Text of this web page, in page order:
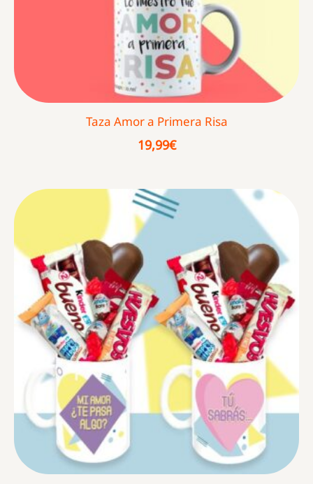
Taza Amor a Primera Risa
19,99€